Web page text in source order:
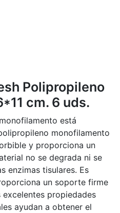
Polipropileno
cm. 6 uds.
está
monofilamento
y proporciona un
no se degrada ni se
enzimas tisulares. Es
un soporte firme
propiedades
ayudan a obtener el